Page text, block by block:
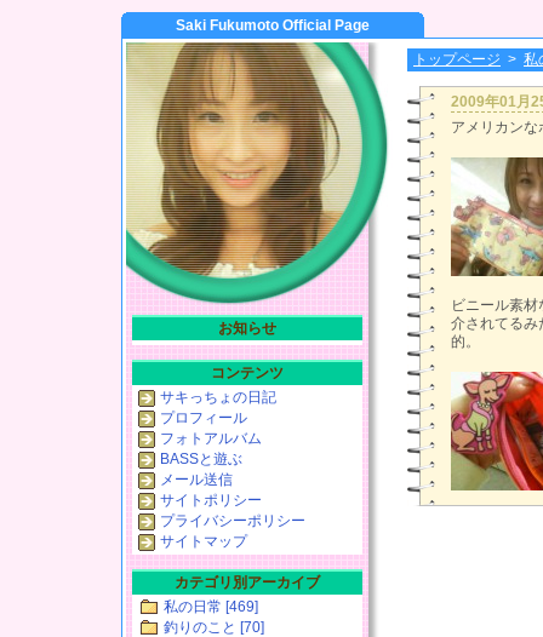
Saki Fukumoto Official Page
トップページ > 私
2009年01月
アメリカン
ビニール素
介されてる
的。
お知らせ
コンテンツ
サキっちょの日記
プロフィール
フォトアルバム
BASSと遊ぶ
メール送信
サイトポリシー
プライバシーポリシー
サイトマップ
カテゴリ別アーカイブ
私の日常 [469]
釣りのこと [70]